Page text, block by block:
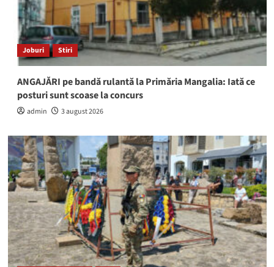
Joburi Stiri
ANGAJĂRI pe bandă rulantă la Primăria Mangalia: Iată ce
posturi sunt scoase la concurs
admin 3 august 2026